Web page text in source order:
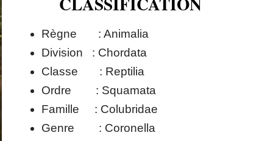
Règne : Animalia
Division : Chordata
Classe : Reptilia
Ordre : Squamata
Famille : Colubridae
Genre : Coronella